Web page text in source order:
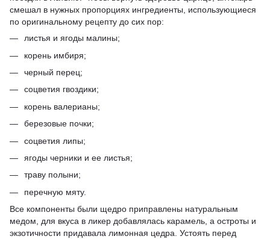
смешал в нужных пропорциях ингредиенты, использующиеся
по оригинальному рецепту до сих пор:
листья и ягоды малины;
корень имбиря;
черный перец;
соцветия гвоздики;
корень валерианы;
березовые почки;
соцветия липы;
ягоды черники и ее листья;
траву полыни;
перечную мяту.
Все компоненты были щедро приправлены натуральным
медом, для вкуса в ликер добавлялась карамель, а остроты и
экзотичности придавала лимонная цедра. Устоять перед